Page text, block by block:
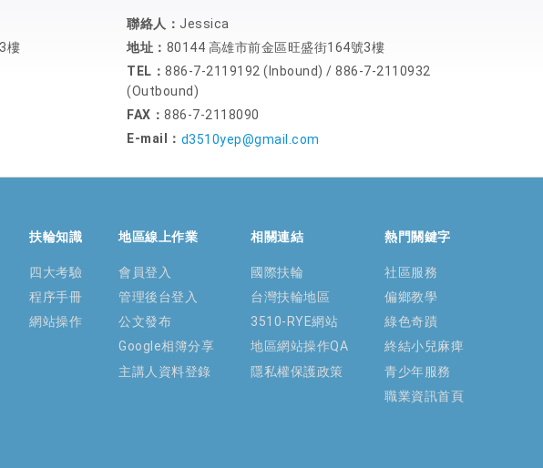
樓
聯絡人： Jessica
地址： 80144 高雄市前金區旺盛街164號3樓
TEL： 886-7-2119192 (Inbound) / 886-7-2110932
(Outbound)
FAX： 886-7-2118090
E-mail： d3510yep@gmail.com
熱門關鍵字
社區服務
偏鄉教學
綠色奇蹟
終結小兒麻痺
青少年服務
職業資訊首頁
相關連結
國際扶輪
台灣扶輪地區
3510-RYE網站
地區網站操作QA
隱私權保護政策
地區線上作業
會員登入
管理後台登入
公文發布
Google相簿分享
主講人資料登錄
扶輪知識
四大考驗
程序手冊
網站操作